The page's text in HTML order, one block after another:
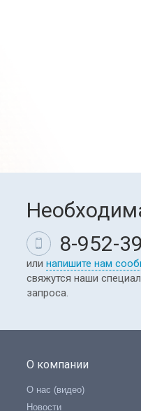
8-952-
или напишите нам
свяжутся наши
запроса.
О компании
О нас (видео)
Новости